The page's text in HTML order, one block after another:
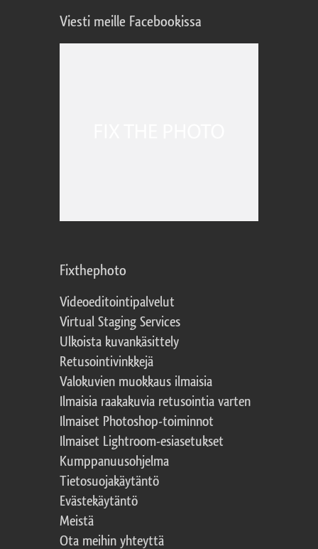
Viesti meille Facebookissa
Fixthephoto
Videoeditointipalvelut
Virtual Staging Services
Ulkoista kuvankäsittely
Retusointivinkkejä
Valokuvien muokkaus ilmaisia
Ilmaisia raakakuvia retusointia varten
Ilmaiset Photoshop-toiminnot
Ilmaiset Lightroom-esiasetukset
Kumppanuusohjelma
Tietosuojakäytäntö
Evästekäytäntö
Meistä
Ota meihin yhteyttä